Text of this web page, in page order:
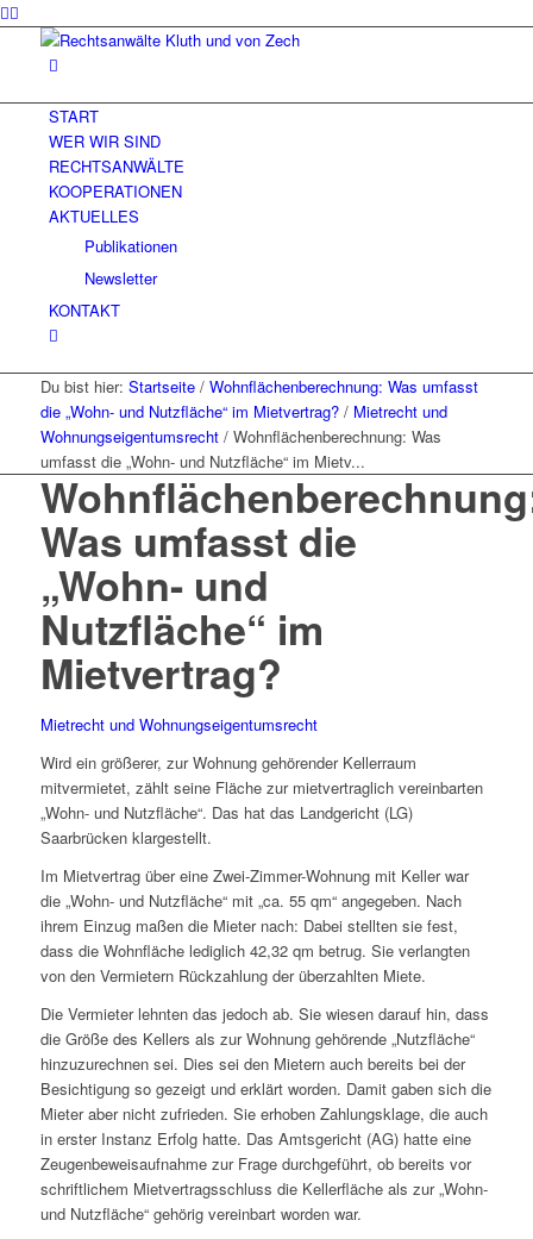
START
WER WIR SIND
RECHTSANWÄLTE
KOOPERATIONEN
AKTUELLES
Publikationen
Newsletter
KONTAKT
Du bist hier: Startseite / Wohnflächenberechnung: Was umfasst
die „Wohn- und Nutzfläche“ im Mietvertrag? / Mietrecht und
Wohnungseigentumsrecht / Wohnflächenberechnung: Was
umfasst die „Wohn- und Nutzfläche“ im Mietv...
Was umfasst die
„Wohn- und
Nutzfläche“ im
Mietvertrag?
Mietrecht und Wohnungseigentumsrecht
Wird ein größerer, zur Wohnung gehörender Kellerraum
mitvermietet, zählt seine Fläche zur mietvertraglich vereinbarten
„Wohn- und Nutzfläche“. Das hat das Landgericht (LG)
Saarbrücken klargestellt.
Im Mietvertrag über eine Zwei-Zimmer-Wohnung mit Keller war
die „Wohn- und Nutzfläche“ mit „ca. 55 qm“ angegeben. Nach
ihrem Einzug maßen die Mieter nach: Dabei stellten sie fest,
dass die Wohnfläche lediglich 42,32 qm betrug. Sie verlangten
von den Vermietern Rückzahlung der überzahlten Miete.
Die Vermieter lehnten das jedoch ab. Sie wiesen darauf hin, dass
die Größe des Kellers als zur Wohnung gehörende „Nutzfläche“
hinzuzurechnen sei. Dies sei den Mietern auch bereits bei der
Besichtigung so gezeigt und erklärt worden. Damit gaben sich die
Mieter aber nicht zufrieden. Sie erhoben Zahlungsklage, die auch
in erster Instanz Erfolg hatte. Das Amtsgericht (AG) hatte eine
Zeugenbeweisaufnahme zur Frage durchgeführt, ob bereits vor
schriftlichem Mietvertragsschluss die Kellerfläche als zur „Wohn-
und Nutzfläche“ gehörig vereinbart worden war.